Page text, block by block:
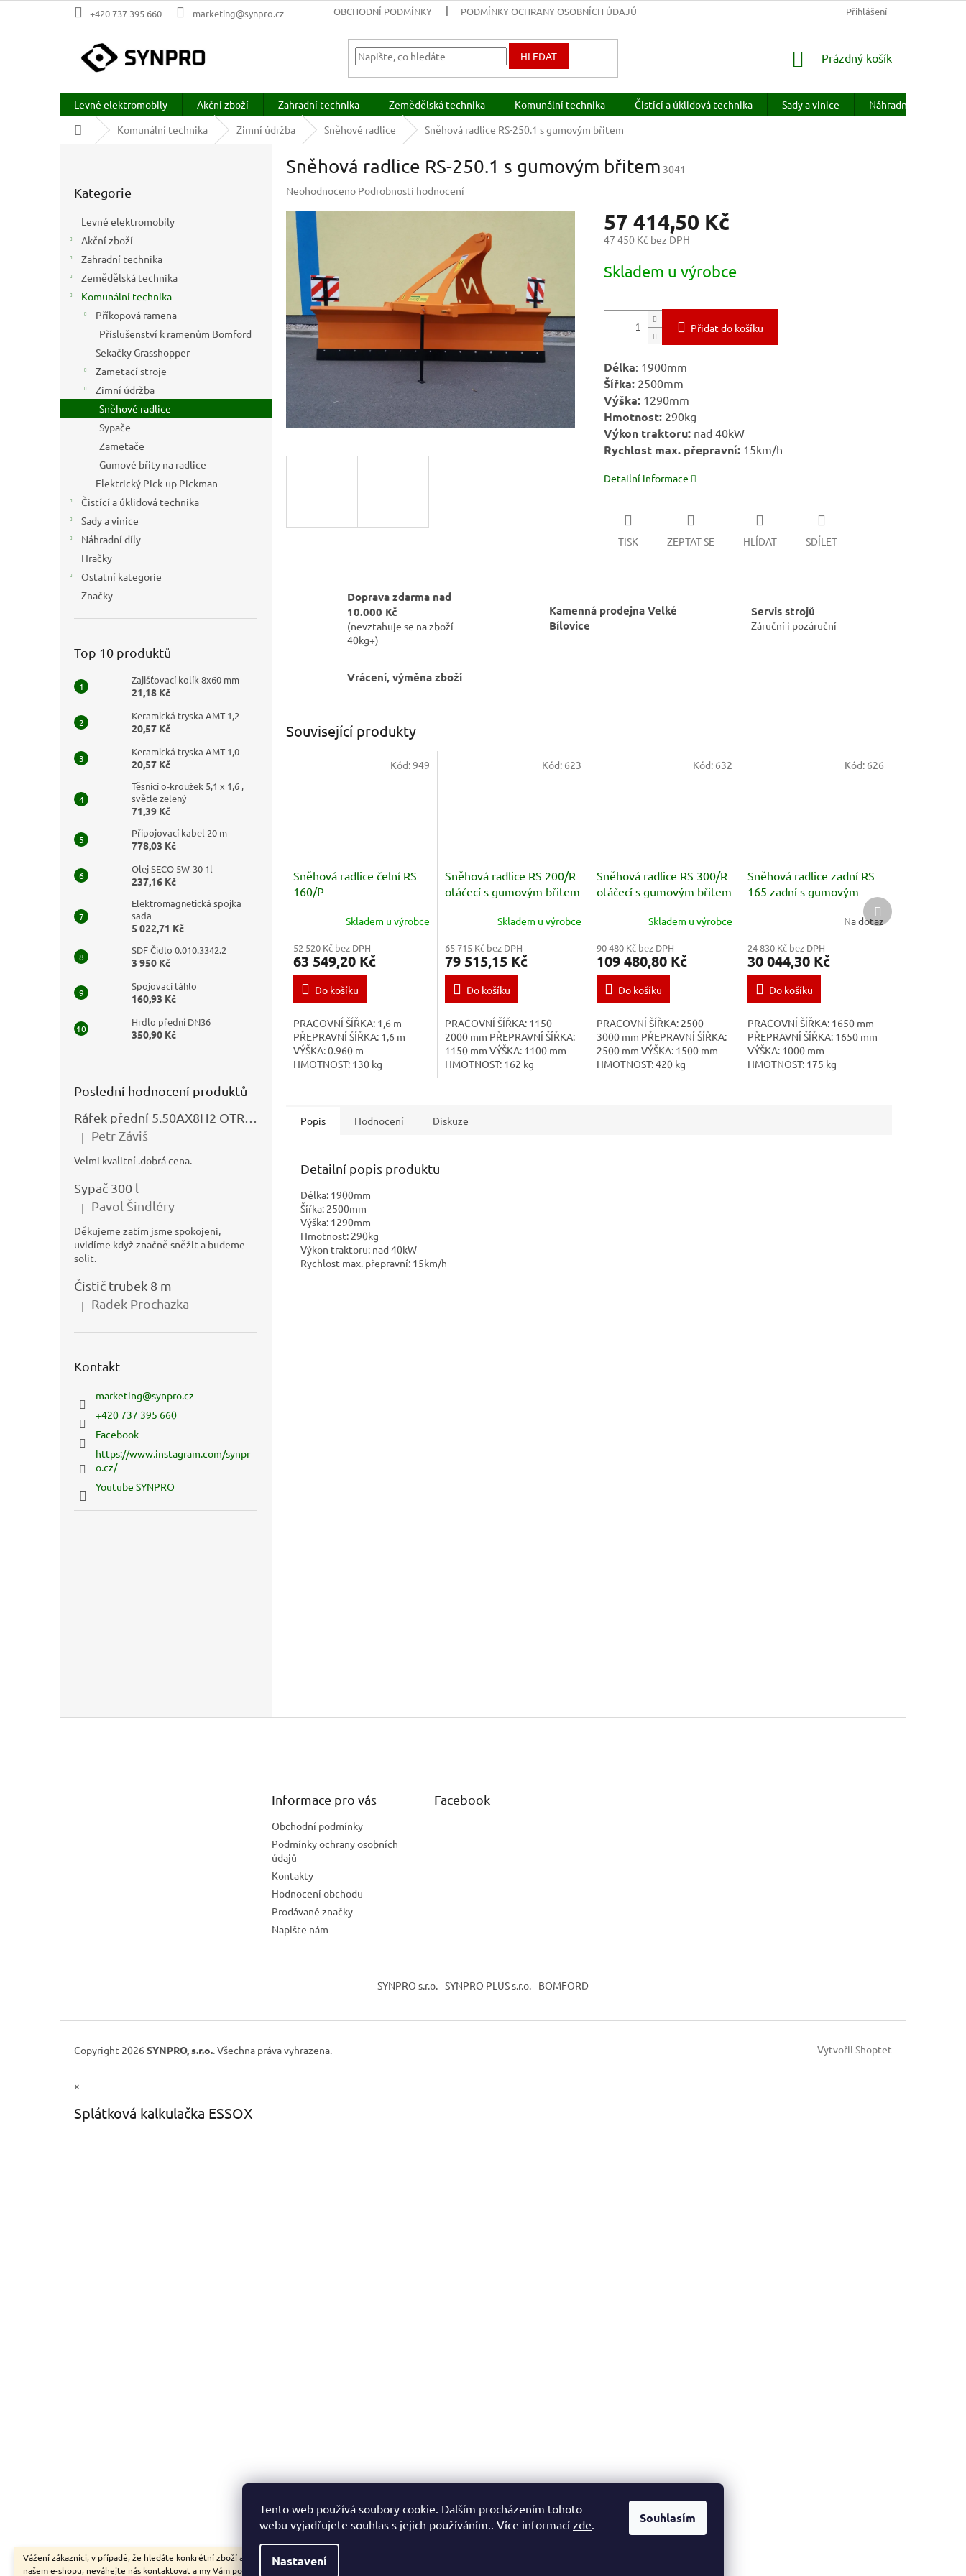
Tento web používá soubory cookie. Dalším procházením tohoto
webu vyjadřujete souhlas s jejich používáním.. Více informací zde.
Nastavení
Souhlasím
na
Vážení zákazníci, v případě, že hledáte konkrétní zboží a my jej nemáme v
našem e-shopu, neváhejte nás kontaktovat a my Vám pomůžeme s výběrem.
+420 737 395 660 marketing@synpro.cz OBCHODNÍ PODMÍNKY PODMÍNKY OCHRANY OSOBNÍCH ÚDAJŮ PRODÁVANÉ ZNAČKY
Přihlášení
HLEDAT
NÁKUPNÍ
Prázdný košík
Levné elektromobily Akční zboží Zahradní technika Zemědělská technika Komunální technika Čistící a úklidová technika Sady a vinice Náhradní díly
Domů
Komunální technika Zimní údržba Sněhové radlice Sněhová radlice RS-250.1 s gumovým břitem
kategorie
Kategorie
Levné elektromobily
Akční zboží
Zahradní technika
Zemědělská technika
Komunální technika
Příkopová ramena
Příslušenství k ramenům Bomford
Sekačky Grasshopper
Zametací stroje
Zimní údržba
Sněhové radlice
Sypače
Zametače
Gumové břity na radlice
Elektrický Pick-up Pickman
Čistící a úklidová technika
Sady a vinice
Náhradní díly
Hračky
Ostatní kategorie
Značky
Top 10 produktů
Zajišťovací kolík 8x60 mm
21,18 Kč
Keramická tryska AMT 1,2
20,57 Kč
Keramická tryska AMT 1,0
20,57 Kč
Těsnící o-kroužek 5,1 x 1,6 ,
světle zelený
71,39 Kč
Připojovací kabel 20 m
778,03 Kč
Olej SECO 5W-30 1l
237,16 Kč
Elektromagnetická spojka
sada
5 022,71 Kč
SDF Čidlo 0.010.3342.2
3 950 Kč
Spojovací táhlo
160,93 Kč
Hrdlo přední DN36
350,90 Kč
Poslední hodnocení produktů
Hodnocení produktu je 5 z 5 hvězdiček.
| Petr Záviš
Velmi kvalitní .dobrá cena.
Sypač 300 l
Hodnocení produktu je 5 z 5 hvězdiček.
| Pavol Šindléry
Děkujeme zatím jsme spokojeni,
uvidíme když značně sněžit a budeme
solit.
Čistič trubek 8 m
Hodnocení produktu je 5 z 5 hvězdiček.
| Radek Prochazka
Kontakt
marketing@synpro.cz
+420 737 395 660
Facebook
https://www.instagram.com/synpr
o.cz/
Youtube SYNPRO
Sněhová radlice RS-250.1 s gumovým břitem 3041
Průměrné
produktu
0,0
hvězdiček.
Neohodnoceno Podrobnosti hodnocení
57 414,50 Kč
47 450 Kč bez DPH
cena:
Skladem u výrobce
Přidat do košíku
Délka: 1900mm
Šířka:2500mm
Výška:1290mm
Hmotnost:290kg
Výkon traktoru:nad 40kW
Rychlost max. přepravní:15km/h
Detailní informace
TISK ZEPTAT SE HLÍDAT SDÍLET
Doprava zdarma nad
10.000 Kč
(nevztahuje se na zboží
40kg+)
Kamenná prodejna Velké
Bílovice
Servis strojů
Záruční i pozáruční
Vrácení, výměna zboží
Související produkty
Sněhová radlice čelní RS
160/P
Skladem u výrobce
52 520 Kč bez DPH
63 549,20 Kč
Do košíku
PRACOVNÍ ŠÍŘKA: 1,6 m
PŘEPRAVNÍ ŠÍŘKA: 1,6 m
VÝŠKA: 0.960 m
HMOTNOST: 130 kg
km/h PRACOVNÍ...
Kód:949
Sněhová radlice RS 200/R
otáčecí s gumovým břitem
Skladem u výrobce
65 715 Kč bez DPH
79 515,15 Kč
Do košíku
PRACOVNÍ ŠÍŘKA: 1150 -
2000 mm PŘEPRAVNÍ ŠÍŘKA:
1150 mm VÝŠKA: 1100 mm
HMOTNOST: 162 kg
PRACOVNÍ RYCHLOST:...
Kód: 623
Sněhová radlice RS 300/R
otáčecí s gumovým břitem
Skladem u výrobce
90 480 Kč bez DPH
109 480,80 Kč
Do košíku
PRACOVNÍ ŠÍŘKA: 2500 -
3000 mm PŘEPRAVNÍ ŠÍŘKA:
2500 mm VÝŠKA: 1500 mm
HMOTNOST: 420 kg
Kód: 632
Sněhová radlice zadní RS
165 zadní s gumovým
Na dotaz
24 830 Kč bez DPH
30 044,30 Kč
Do košíku
PRACOVNÍ ŠÍŘKA: 1650 mm
PŘEPRAVNÍ ŠÍŘKA: 1650 mm
VÝŠKA: 1000 mm
HMOTNOST: 175 kg
Kód: 626
Další
produkt
Popis Hodnocení Diskuze
Detailní popis produktu
Délka: 1900mm
Šířka: 2500mm
Výška: 1290mm
Hmotnost: 290kg
Výkon traktoru: nad 40kW
Rychlost max. přepravní: 15km/h
Informace pro vás
Obchodní podmínky
Podmínky ochrany osobních
údajů
Kontakty
Hodnocení obchodu
Prodávané značky
Napište nám
Facebook
SYNPRO s.r.o. SYNPRO PLUS s.r.o. BOMFORD
Vytvořil Shoptet
Copyright 2026 SYNPRO, s.r.o.. Všechna práva vyhrazena.
×
Splátková kalkulačka ESSOX